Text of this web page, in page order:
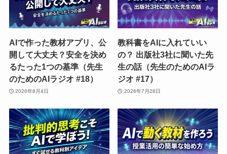
AIで作った教材アプリ、公
開して大丈夫？安全を決め
るたった1つの基準（先生
のためのAIラジオ #18）
2026年8月4日
教科書をAIに入れていい
の？ 出版社3社に聞いた先
生の話（先生のためのAIラ
ジオ #17）
2026年7月28日